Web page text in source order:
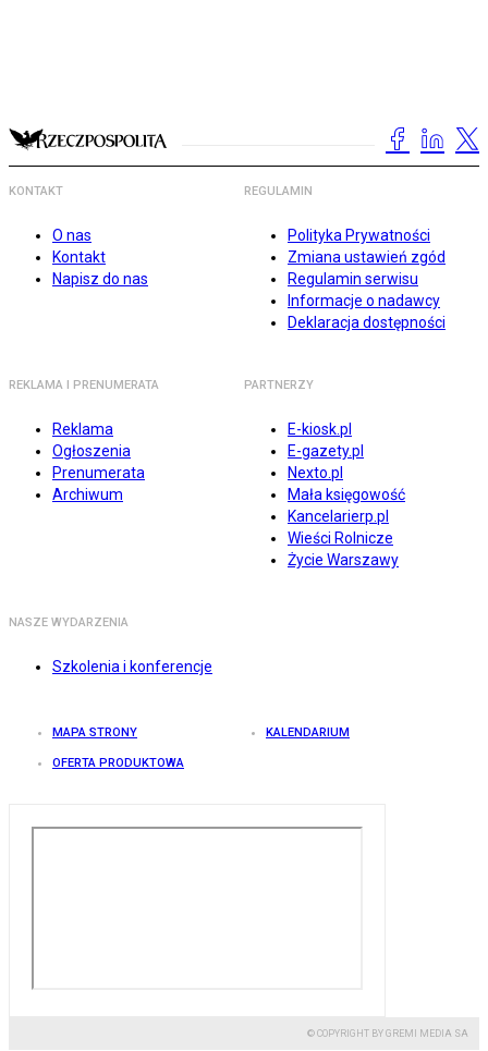
KONTAKT
O nas
Kontakt
Napisz do nas
REGULAMIN
Polityka Prywatności
Zmiana ustawień zgód
Regulamin serwisu
Informacje o nadawcy
Deklaracja dostępności
REKLAMA I PRENUMERATA
Reklama
Ogłoszenia
Prenumerata
Archiwum
PARTNERZY
E-kiosk.pl
E-gazety.pl
Nexto.pl
Mała księgowość
Kancelarierp.pl
Wieści Rolnicze
Życie Warszawy
NASZE WYDARZENIA
Szkolenia i konferencje
MAPA STRONY KALENDARIUM
OFERTA PRODUKTOWA
© COPYRIGHT BY GREMI MEDIA SA